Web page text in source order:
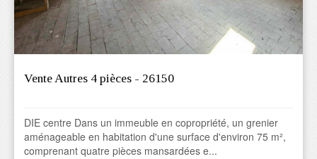
Vente Autres 4 pièces - 26150
DIE centre Dans un immeuble en copropriété, un grenier
aménageable en habitation d'une surface d'environ 75 m²,
comprenant quatre pièces mansardées e...